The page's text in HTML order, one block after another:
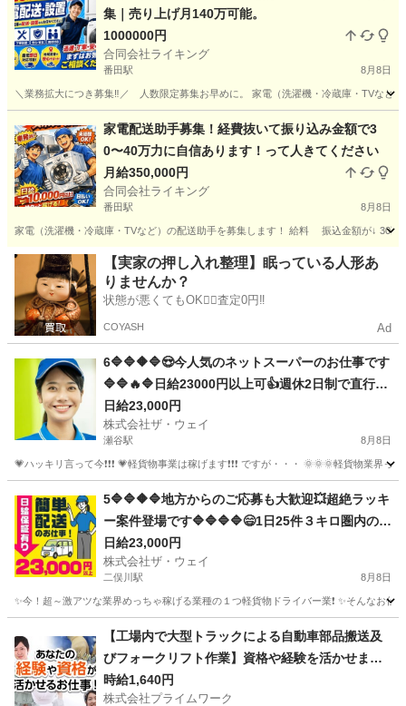
集｜売り上げ月140万可能。
1000000円
合同会社ライキング
番田駅 8月8日
＼業務拡大につき募集‼️／ 人数限定募集お早めに。 家電（洗濯機・冷蔵庫・TVなど
相模原市 番田駅 配送 助手
家電配送助手募集！経費抜いて振り込み金額で3
0〜40万力に自信あります！って人きてください
月給350,000円
合同会社ライキング
番田駅 8月8日
家電（洗濯機・冷蔵庫・TVなど）の配送助手を募集します！ 給料 振込金額が↓ 30万
神奈川 相模原市 番田駅 配送 助手
【実家の押し入れ整理】眠っている人形あ
りませんか？
状態が悪くてもOK🙆‍♀️査定0円‼️
COYASH Ad
6🔷🔷🔶🔷😍今人気のネットスーパーのお仕事です
🔷🔷🔥🔷日給23000円以上可👍週休2日制で直行直
帰で楽々勤務🌼🌼🌼
日給23,000円
株式会社ザ・ウェイ
瀬谷駅 8月8日
💗ハッキリ言って今❗️❗️❗️ 💗軽貨物事業は稼げます❗️❗️❗️ ですが・・・ 🌞🌞🌞軽貨物業
瀬谷駅 ドライバー ネットスーパー
5🔷🔷🔶🔷地方からのご応募も大歓迎💥超絶ラッキ
ー案件登場です🔷🔷🔷🔷😄1日25件３キロ圏内の
配送❗️朝10：30出勤で2.3万円以上を楽々GET✨✨
日給23,000円
株式会社ザ・ウェイ
二俣川駅 8月8日
✨今！超～激アツな業界めっちゃ稼げる業種の１つ軽貨物ドライバー業❗️ ✨そんなお
二俣川駅 ドライバー ネットスーパー
【工場内で大型トラックによる自動車部品搬送及
びフォークリフト作業】資格や経験を活かせま
す！
時給1,640円
株式会社プライムワーク